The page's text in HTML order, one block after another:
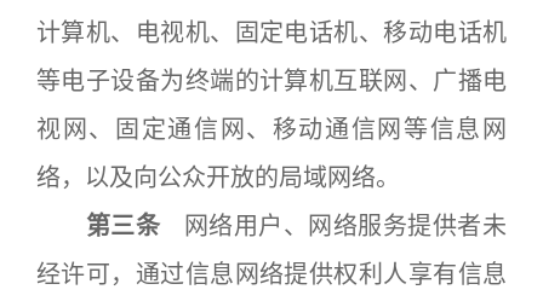
计算机、电视机、固定电话机、移动电话机
等电子设备为终端的计算机互联网、广播电
视网、固定通信网、移动通信网等信息网
络，以及向公众开放的局域网络。
第三条 网络用户、网络服务提供者未
经许可，通过信息网络提供权利人享有信息